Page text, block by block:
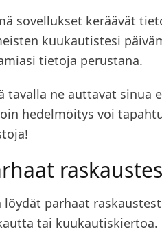
sovellukset keräävät
kuukautistesi
tietoja perustana.
tavalla ne auttavat sinua
hedelmöitys voi
löydät parhaat
tai kuukautiskiertoa.